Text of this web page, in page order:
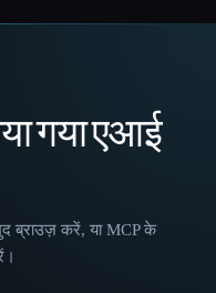
गया एआई
ब्राउज़ करें, या MCP के